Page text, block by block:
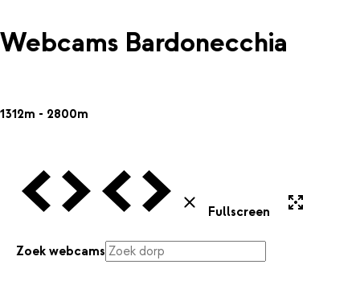
Webcams Bardonecchia
1312m - 2800m
Vorige Webcam
Volgende Webcam
Vorige Webcam
Volgende Webcam
Sluiten
Fullscreen
Zoek webcams